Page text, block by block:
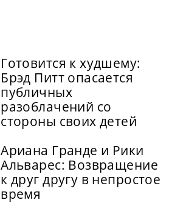
Готовится к худшему:
Брэд Питт опасается
публичных
разоблачений со
стороны своих детей
Ариана Гранде и Рики
Альварес: Возвращение
к друг другу в непростое
время